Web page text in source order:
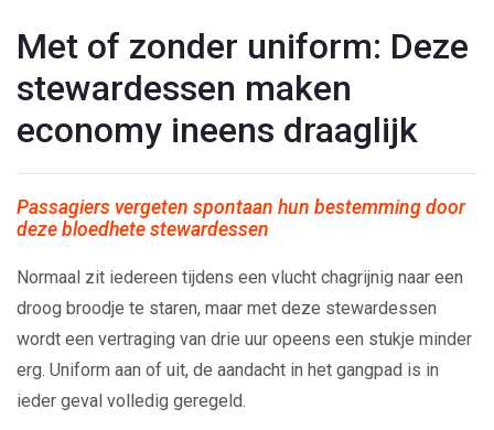
Met of zonder uniform: Deze
stewardessen maken
economy ineens draaglijk
Passagiers vergeten spontaan hun bestemming door
deze bloedhete stewardessen
Normaal zit iedereen tijdens een vlucht chagrijnig naar een
droog broodje te staren, maar met deze stewardessen
wordt een vertraging van drie uur opeens een stukje minder
erg. Uniform aan of uit, de aandacht in het gangpad is in
ieder geval volledig geregeld.